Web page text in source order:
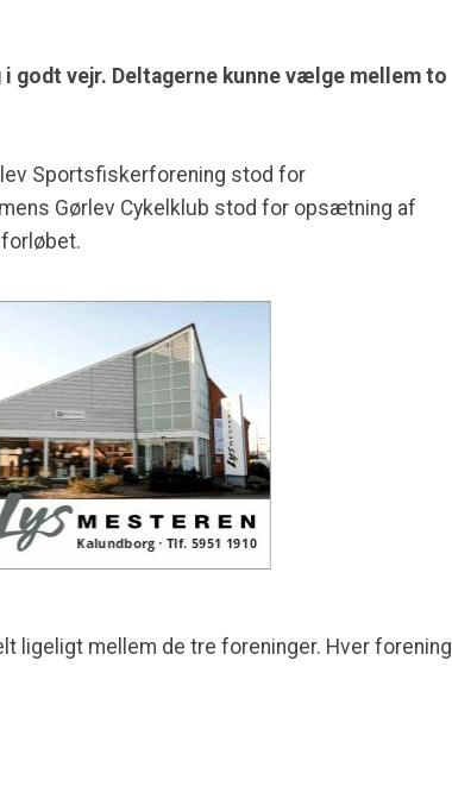
godt vejr. Deltagerne kunne vælge mellem to
Sportsfiskerforening stod for
Gørlev Cykelklub stod for opsætning af
ligeligt mellem de tre foreninger. Hver forening